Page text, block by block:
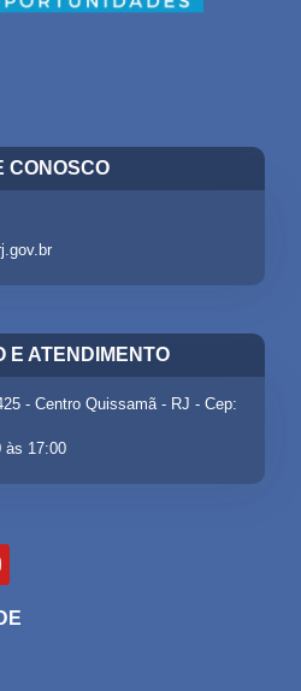
CONOSCO
E ATENDIMENTO
- Centro Quissamã - RJ - Cep:
às 17:00